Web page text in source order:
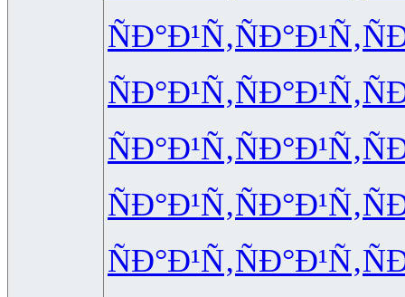
ÑÐ°Ð¹Ñ‚ÑÐ°Ð¹Ñ‚
ÑÐ°Ð¹Ñ‚ÑÐ°Ð¹Ñ‚
ÑÐ°Ð¹Ñ‚ÑÐ°Ð¹Ñ‚
ÑÐ°Ð¹Ñ‚ÑÐ°Ð¹Ñ‚
ÑÐ°Ð¹Ñ‚ÑÐ°Ð¹Ñ‚